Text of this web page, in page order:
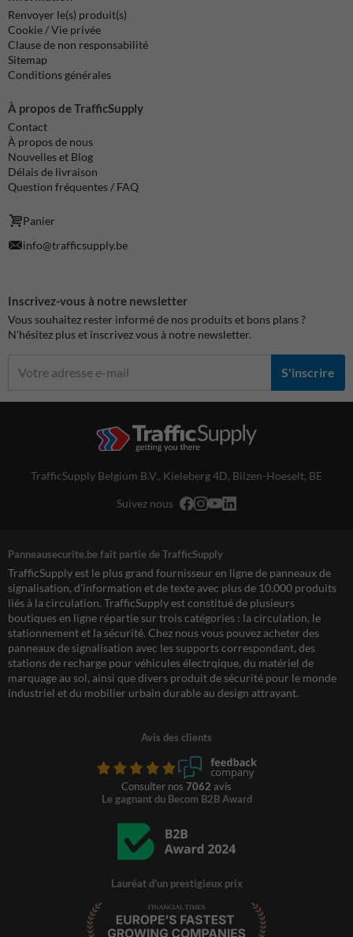
Renvoyer le(s) produit(s)
Cookie / Vie privée
Clause de non responsabilité
Sitemap
Conditions générales
À propos de TrafficSupply
Contact
À propos de nous
Nouvelles et Blog
Délais de livraison
Question fréquentes / FAQ
Panier
info@trafficsupply.be
Inscrivez-vous à notre newsletter
Vous souhaitez rester informé de nos produits et bons plans ?
N'hésitez plus et inscrivez vous à notre newsletter.
S'inscrire
TrafficSupply Belgium B.V., Kieleberg 4D, Bilzen-Hoeselt, BE
Suivez nous
Panneausecurite.be fait partie de TrafficSupply
TrafficSupply est le plus grand fournisseur en ligne de panneaux de
signalisation, d'information et de texte avec plus de 10.000 produits
liés à la circulation. TrafficSupply est constitué de plusieurs
boutiques en ligne répartie sur trois catégories : la circulation, le
stationnement et la sécurité. Chez nous vous pouvez acheter des
panneaux de signalisation avec les supports correspondant, des
stations de recharge pour véhicules électrqique, du matériel de
marquage au sol, ainsi que divers produit de sécurité pour le monde
industriel et du mobilier urbain durable au design attrayant.
Avis des clients
Consulter nos 7062 avis
Le gagnant du Becom B2B Award
Lauréat d'un prestigieux prix